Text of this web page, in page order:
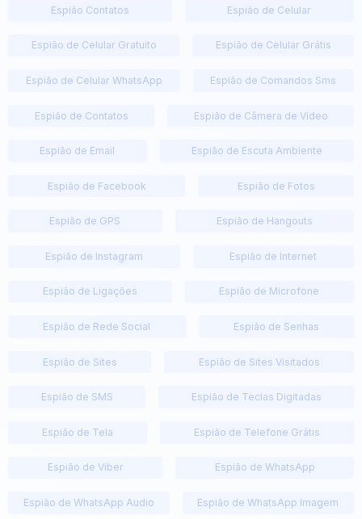
Espião Contatos Espião de Celular
Espião de Celular Gratuito Espião de Celular Grátis
Espião de Celular WhatsApp Espião de Comandos Sms
Espião de Contatos Espião de Câmera de Vídeo
Espião de Email Espião de Escuta Ambiente
Espião de Facebook Espião de Fotos
Espião de GPS Espião de Hangouts
Espião de Instagram Espião de Internet
Espião de Ligações Espião de Microfone
Espião de Rede Social Espião de Senhas
Espião de Sites Espião de Sites Visitados
Espião de SMS Espião de Teclas Digitadas
Espião de Tela Espião de Telefone Grátis
Espião de Viber Espião de WhatsApp
Espião de WhatsApp Audio Espião de WhatsApp Imagem